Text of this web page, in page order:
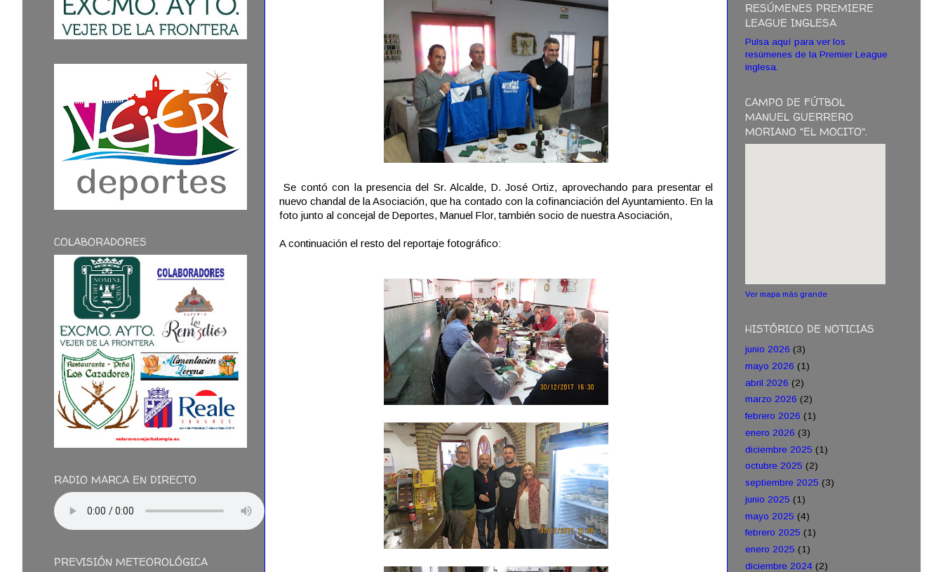
Se contó con la presencia del Sr. Alcalde, D. José Ortiz, aprovechando para presentar el
nuevo chandal de la Asociación, que ha contado con la cofinanciación del Ayuntamiento. En la
foto junto al concejal de Deportes, Manuel Flor, también socio de nuestra Asociación,
A continuación el resto del reportaje fotográfico:
COLABORADORES
RADIO MARCA EN DIRECTO
PREVISIÓN METEOROLÓGICA
RESÚMENES PREMIERE
LEAGUE INGLESA
Pulsa aquí para ver los
resúmenes de la Premier League
inglesa.
CAMPO DE FÚTBOL
MANUEL GUERRERO
MORIANO "EL MOCITO".
Ver mapa más grande
HISTÓRICO DE NOTICIAS
junio 2026 (3)
mayo 2026 (1)
abril 2026 (2)
marzo 2026 (2)
febrero 2026 (1)
enero 2026 (3)
diciembre 2025 (1)
octubre 2025 (2)
septiembre 2025 (3)
junio 2025 (1)
mayo 2025 (4)
febrero 2025 (1)
enero 2025 (1)
diciembre 2024 (2)